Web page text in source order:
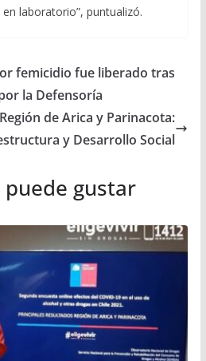
laboratorio”, puntualizó.
femicidio fue liberado tras
la Defensoría
de Arica y Parinacota:
y Desarrollo Social
gustar